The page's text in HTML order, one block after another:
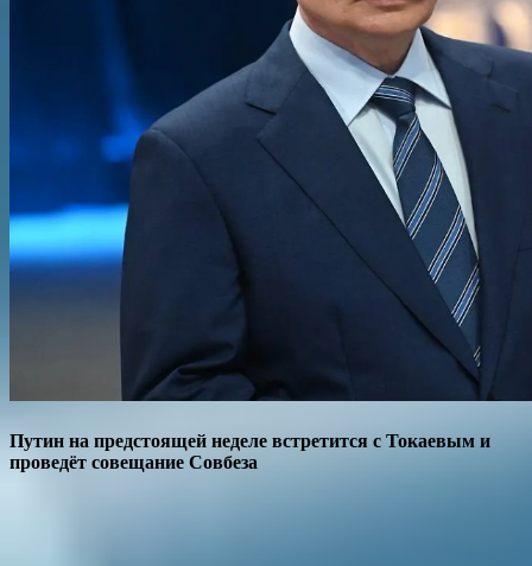
Путин на предстоящей неделе встретится с Токаевым и
проведёт совещание Совбеза